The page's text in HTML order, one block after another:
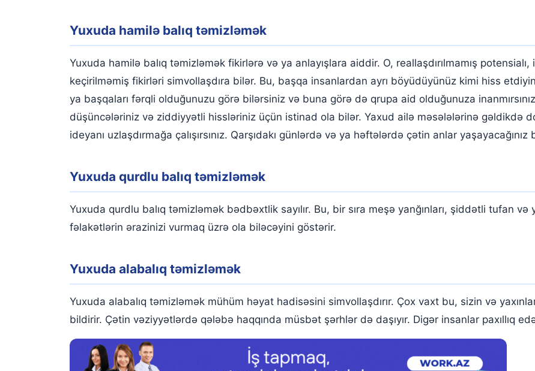
Yuxuda hamilə balıq təmizləmək
Yuxuda hamilə balıq təmizləmək fikirlərə və ya anlayışlara aiddir. O, reallaşdırılmamış
keçirilməmiş fikirləri simvollaşdıra bilər. Bu, başqa insanlardan ayrı böyüdüyünüz kimi hiss
ya başqaları fərqli olduğunuzu görə bilərsiniz və buna görə də qrupa aid olduğunuza
düşüncələriniz və ziddiyyətli hissləriniz üçün istinad ola bilər. Yaxud ailə məsələlərinə gəldikdə
ideyanı uzlaşdırmağa çalışırsınız. Qarşıdakı günlərdə və ya həftələrdə çətin anlar
Yuxuda qurdlu balıq təmizləmək
Yuxuda qurdlu balıq təmizləmək bədbəxtlik sayılır. Bu, bir sıra meşə yanğınları, şiddətli tufan
fəlakətlərin ərazinizi vurmaq üzrə ola biləcəyini göstərir.
Yuxuda alabalıq təmizləmək
Yuxuda alabalıq təmizləmək mühüm həyat hadisəsini simvollaşdırır. Çox vaxt bu, sizin və
bildirir. Çətin vəziyyətlərdə qələbə haqqında müsbət şərhlər də daşıyır. Digər insanlar paxıllıq